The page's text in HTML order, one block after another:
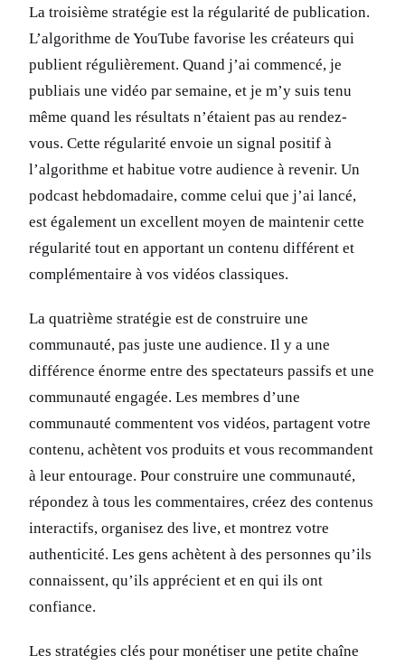
La troisième stratégie est la régularité de publication.
L’algorithme de YouTube favorise les créateurs qui
publient régulièrement. Quand j’ai commencé, je
publiais une vidéo par semaine, et je m’y suis tenu
même quand les résultats n’étaient pas au rendez-
vous. Cette régularité envoie un signal positif à
l’algorithme et habitue votre audience à revenir. Un
podcast hebdomadaire, comme celui que j’ai lancé,
est également un excellent moyen de maintenir cette
régularité tout en apportant un contenu différent et
complémentaire à vos vidéos classiques.
La quatrième stratégie est de construire une
communauté, pas juste une audience. Il y a une
différence énorme entre des spectateurs passifs et une
communauté engagée. Les membres d’une
communauté commentent vos vidéos, partagent votre
contenu, achètent vos produits et vous recommandent
à leur entourage. Pour construire une communauté,
répondez à tous les commentaires, créez des contenus
interactifs, organisez des live, et montrez votre
authenticité. Les gens achètent à des personnes qu’ils
connaissent, qu’ils apprécient et en qui ils ont
confiance.
Les stratégies clés pour monétiser une petite chaîne